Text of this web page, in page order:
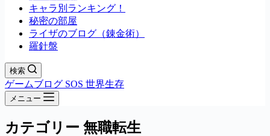
キャラ別ランキング！
秘密の部屋
ライザのブログ（錬金術）
羅針盤
検索
ゲームブログ SOS 世界生存
メニュー
カテゴリー 無職転生